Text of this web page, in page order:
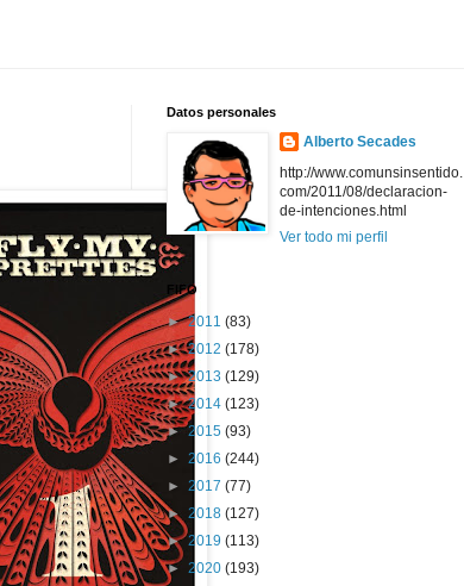
Datos personales
Alberto Secades
http://www.comunsinsentido.
com/2011/08/declaracion-
de-intenciones.html
Ver todo mi perfil
FIFO
►2011 (83)
►2012 (178)
►2013 (129)
►2014 (123)
►2015 (93)
► 2016 (244)
► 2017 (77)
► 2018 (127)
►2019 (113)
► 2020 (193)